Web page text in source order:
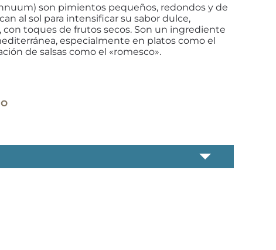
son pimientos pequeños, redondos y de
al sol para intensificar su sabor dulce,
toques de frutos secos. Son un ingrediente
especialmente en platos como el
de salsas como el «romesco».